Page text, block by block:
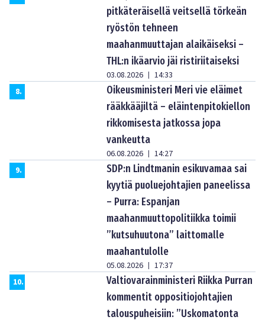
pitkäteräisellä veitsellä törkeän
ryöstön tehneen
maahanmuuttajan alaikäiseksi –
THL:n ikäarvio jäi ristiriitaiseksi
03.08.2026 | 14:33
8.
Oikeusministeri Meri vie eläimet
rääkkääjiltä – eläintenpitokiellon
rikkomisesta jatkossa jopa
vankeutta
06.08.2026 | 14:27
9.
SDP:n Lindtmanin esikuvamaa sai
kyytiä puoluejohtajien paneelissa
– Purra: Espanjan
maahanmuuttopolitiikka toimii
”kutsuhuutona” laittomalle
maahantulolle
05.08.2026 | 17:37
10.
Valtiovarainministeri Riikka Purran
kommentit oppositiojohtajien
talouspuheisiin: ”Uskomatonta